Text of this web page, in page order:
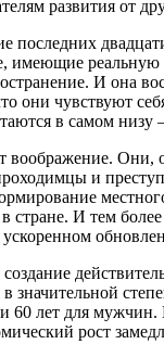
развития от
имеющие
И она
они чувствуют
в самом
воображение. Они,
и
И тем
значительной
лет для
рост